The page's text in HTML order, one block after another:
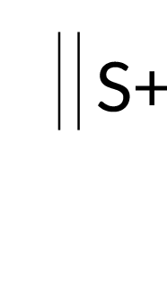
Hauptinhalt